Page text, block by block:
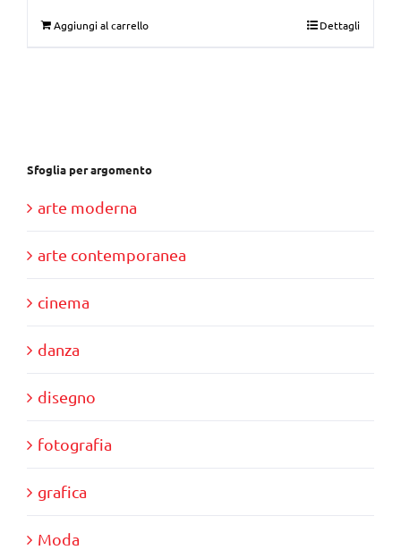
Aggiungi al carrello Dettagli
Sfoglia per argomento
arte moderna
arte contemporanea
cinema
danza
disegno
fotografia
grafica
Moda